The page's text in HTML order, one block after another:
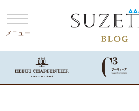
メニュー